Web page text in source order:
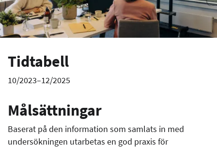
Tidtabell
10/2023–12/2025
Målsättningar
Baserat på den information som samlats in med
undersökningen utarbetas en god praxis för